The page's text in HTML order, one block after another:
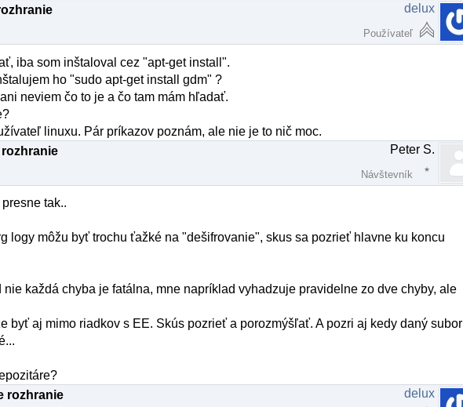
delux
Používateľ
iba som inštaloval cez "apt-get install".
ho "sudo apt-get install gdm" ?
neviem čo to je a čo tam mám hľadať.
linuxu. Pár príkazov poznám, ale nie je to nič moc.
Peter S.
Návštevník
tak..
logy môžu byť trochu ťažké na "dešifrovanie", skus sa pozrieť hlavne ku koncu
nie každá chyba je fatálna, mne napríklad vyhadzuje pravidelne zo dve chyby, ale
byť aj mimo riadkov s EE. Skús pozrieť a porozmýšľať. A pozri aj kedy daný subor
rozhranie
delux